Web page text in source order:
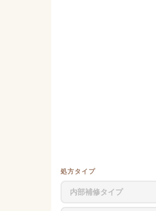
処方タイプ
内部補修タイプ